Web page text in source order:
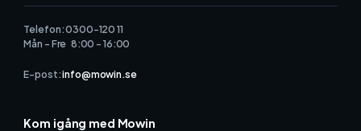
Telefon: 0300-120 11
Mån - Fre 8:00 - 16:00
E-post:info@mowin.se
Kom igång med Mowin